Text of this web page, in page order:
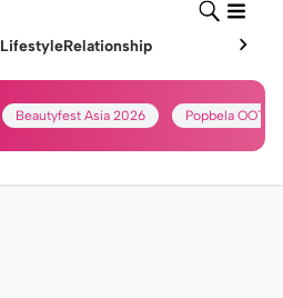
LifestyleRelationship
Beautyfest Asia 2026 Popbela OOTD